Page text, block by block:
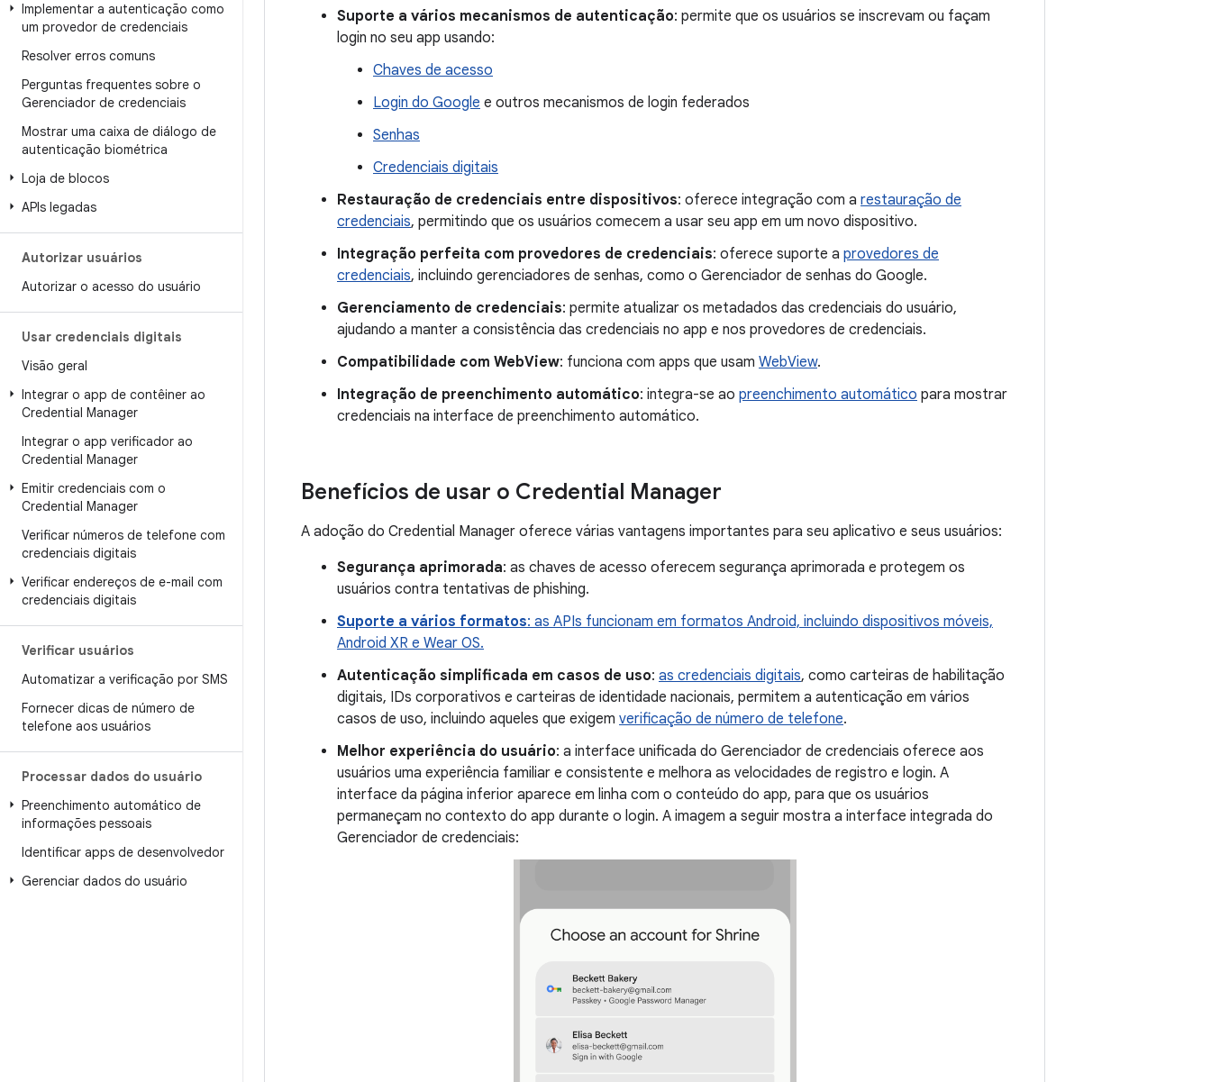
Implementar a autenticação como
um provedor de credenciais
Resolver erros comuns
Perguntas frequentes sobre o
Gerenciador de credenciais
Mostrar uma caixa de diálogo de
autenticação biométrica
Loja de blocos
APIs legadas
Autorizar usuários
Autorizar o acesso do usuário
Usar credenciais digitais
Visão geral
Integrar o app de contêiner ao
Credential Manager
Integrar o app verificador ao
Credential Manager
Emitir credenciais com o
Credential Manager
Verificar números de telefone com
credenciais digitais
Verificar endereços de e-mail com
credenciais digitais
Verificar usuários
Automatizar a verificação por SMS
Fornecer dicas de número de
telefone aos usuários
Processar dados do usuário
Preenchimento automático de
informações pessoais
Identificar apps de desenvolvedor
Gerenciar dados do usuário
Suporte a vários mecanismos de autenticação: permite que os usuários se inscrevam ou façam
login no seu app usando:
Chaves de acesso
Login do Google e outros mecanismos de login federados
Senhas
Credenciais digitais
Restauração de credenciais entre dispositivos: oferece integração com a restauração de
credenciais, permitindo que os usuários comecem a usar seu app em um novo dispositivo.
Integração perfeita com provedores de credenciais: oferece suporte a provedores de
credenciais, incluindo gerenciadores de senhas, como o Gerenciador de senhas do Google.
Gerenciamento de credenciais: permite atualizar os metadados das credenciais do usuário,
ajudando a manter a consistência das credenciais no app e nos provedores de credenciais.
Compatibilidade com WebView: funciona com apps que usam WebView.
Integração de preenchimento automático: integra-se ao preenchimento automático para mostrar
credenciais na interface de preenchimento automático.
Benefícios de usar o Credential Manager
A adoção do Credential Manager oferece várias vantagens importantes para seu aplicativo e seus usuários:
Segurança aprimorada: as chaves de acesso oferecem segurança aprimorada e protegem os
usuários contra tentativas de phishing.
Suporte a vários formatos: as APIs funcionam em formatos Android, incluindo dispositivos móveis,
Android XR e Wear OS.
Autenticação simplificada em casos de uso: as credenciais digitais, como carteiras de habilitação
digitais, IDs corporativos e carteiras de identidade nacionais, permitem a autenticação em vários
casos de uso, incluindo aqueles que exigem verificação de número de telefone.
Melhor experiência do usuário: a interface unificada do Gerenciador de credenciais oferece aos
usuários uma experiência familiar e consistente e melhora as velocidades de registro e login. A
interface da página inferior aparece em linha com o conteúdo do app, para que os usuários
permaneçam no contexto do app durante o login. A imagem a seguir mostra a interface integrada do
Gerenciador de credenciais: